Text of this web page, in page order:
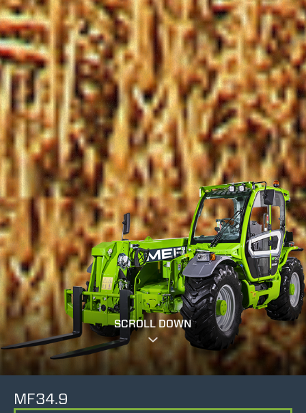
SCROLL DOWN
MF34.9